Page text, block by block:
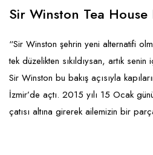
Sağlık Güzellik
Turizm - Eğlence
Mobilya ve Ev Tekstili
Oyuncak ve Hediyelik
Takı
Yapı Malzemesi - Hırdavat
Gıda ve Sarf Malzemeleri
Güvenlik - Temizlik
Giyim - Aksesuar
Hukuk - Marka - Patent ve
Sir Winston Tea House
“Sir Winston şehrin yeni alternatifi
tek düzelikten sıkıldıysan, artık
Sir Winston bu bakış açısıyla
İzmir’de açtı. 2015 yılı 15 Ocak
çatısı altına girerek ailemizin bir